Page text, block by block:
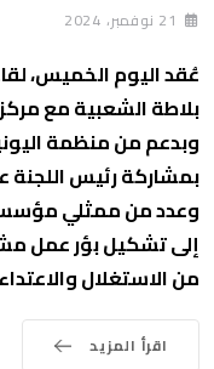
21 نوفمبر، 2024
عُقد اليوم الخميس،
بلاطة الشعبية مع
وبدعم من منظمة
بمشاركة رئيس اللجنة
وعدد من ممثلي
إلى تشكيل بؤر عمل
من الاستغلال
اقرأ المزيد